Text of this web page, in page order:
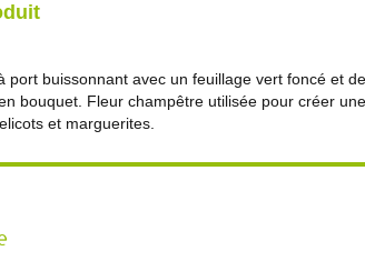
port buissonnant avec un feuillage vert foncé et
bouquet. Fleur champêtre utilisée pour créer
et marguerites.